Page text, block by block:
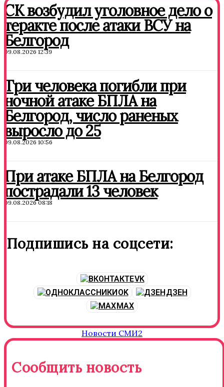
СК возбудил уголовное дело о
теракте после атаки ВСУ на
Белгород
09.08.2026 12:39
Три человека погибли при
ночной атаке БПЛА на
Белгород, число раненых
выросло до 25
09.08.2026 10:56
При атаке БПЛА на Белгород
пострадали 13 человек
09.08.2026 08:18
Подпишись на соцсети:
VK
OK
ДЗЕН
MAX
Новости СМИ2
Сообщить новость